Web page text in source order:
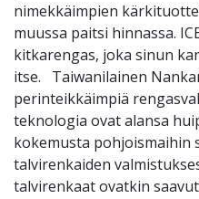
nimekkäimpien
muussa paitsi hinnassa.
kitkarengas, joka sinun
itse. Taiwanilainen
perinteikkäimpiä
teknologia ovat alansa
kokemusta pohjoismaihin
talvirenkaiden
talvirenkaat ovatkin